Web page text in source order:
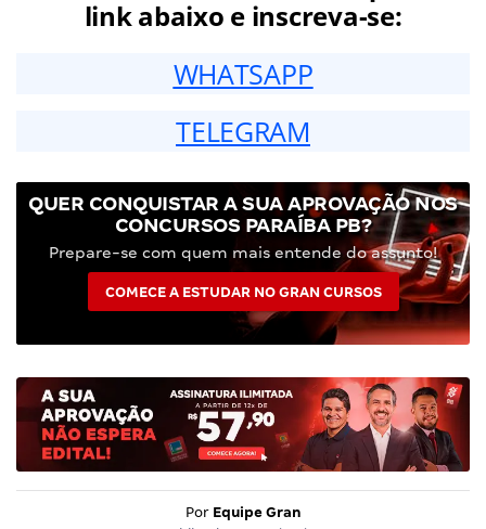
link abaixo e inscreva-se:
WHATSAPP
TELEGRAM
QUER CONQUISTAR A SUA APROVAÇÃO NOS
CONCURSOS PARAÍBA PB?
Prepare-se com quem mais entende do assunto!
COMECE A ESTUDAR NO GRAN CURSOS
Por Equipe Gran